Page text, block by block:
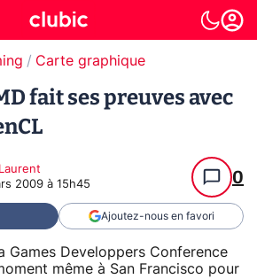
Carte graphique
fait ses preuves avec
2009 à 15h45 0
Ajoutez-nous en favori
Games Developpers Conference
même à San Francisco pour